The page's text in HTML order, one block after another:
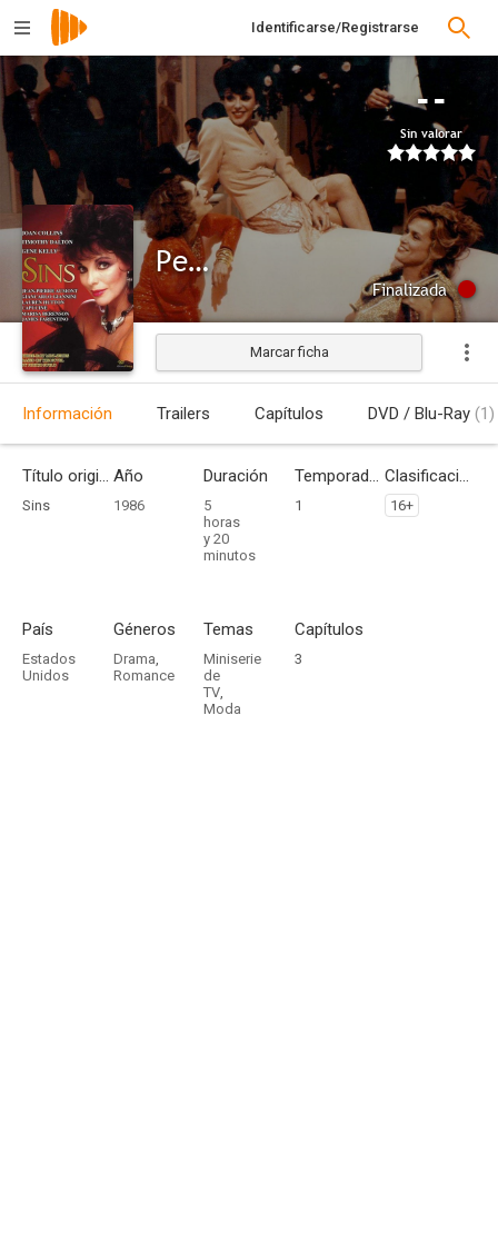
Identificarse/Registrarse
--
Sin valorar
Pecados
Finalizada
Marcar ficha
Información Trailers Capítulos DVD / Blu-Ray (1)
Título original
Sins
Año
1986
Duración
5
horas
y 20
minutos
Temporadas
1
Clasificación por edades
16+
País
Estados
Unidos
Géneros
Drama,
Romance
Temas
Miniserie
de
TV,
Moda
Capítulos
3